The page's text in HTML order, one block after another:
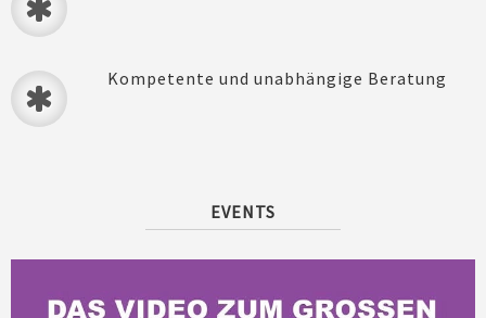
Kompetente und unabhängige Beratung
EVENTS